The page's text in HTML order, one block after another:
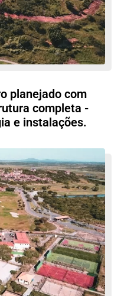
planejado com
completa -
e instalações.